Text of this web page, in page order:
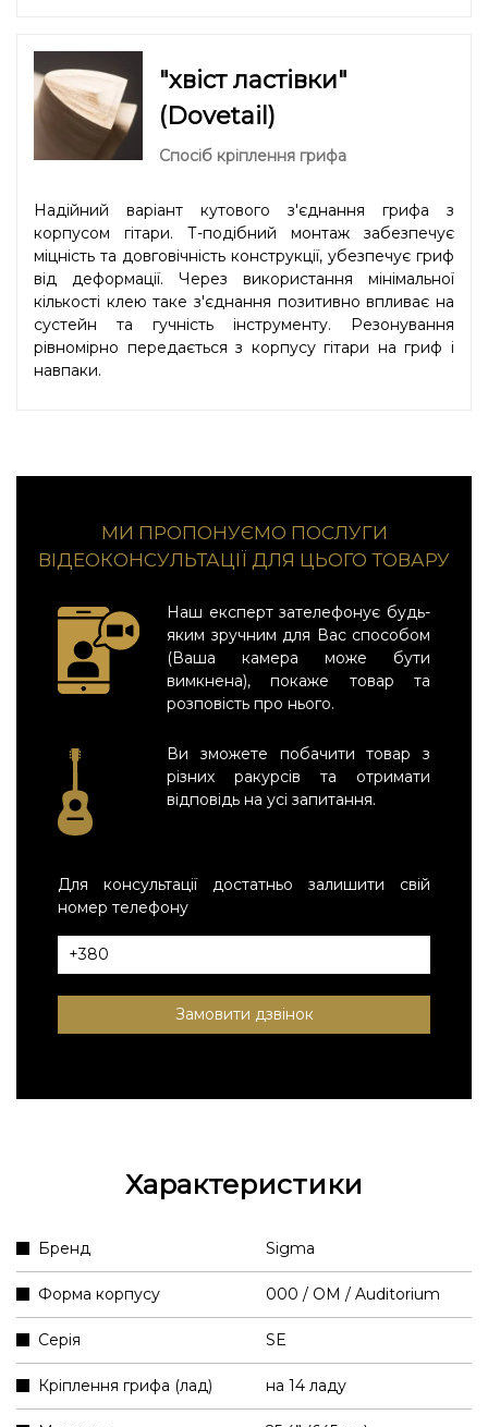
"хвіст ластівки"
(Dovetail)
Спосіб кріплення грифа
Надійний варіант кутового з'єднання грифа з
корпусом гітари. Т-подібний монтаж забезпечує
міцність та довговічність конструкції, убезпечує гриф
від деформації. Через використання мінімальної
кількості клею таке з'єднання позитивно впливає на
сустейн та гучність інструменту. Резонування
рівномірно передається з корпусу гітари на гриф і
навпаки.
МИ ПРОПОНУЄМО ПОСЛУГИ
ВІДЕОКОНСУЛЬТАЦІЇ ДЛЯ ЦЬОГО ТОВАРУ
Наш експерт зателефонує будь-
яким зручним для Вас способом
(Ваша камера може бути
вимкнена), покаже товар та
розповість про нього.
Ви зможете побачити товар з
різних ракурсів та отримати
відповідь на усі запитання.
Для консультації достатньо залишити свій
номер телефону
Замовити дзвінок
Характеристики
Бренд Sigma
Форма корпусу 000 / OM / Auditorium
Серія SE
Кріплення грифа (лад) на 14 ладу